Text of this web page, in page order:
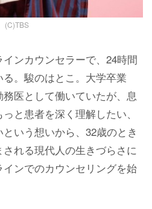
(C)TBS
ンカウンセラーで、24時間
。駿のはとこ。大学卒業
医として働いていたが、息
と患者を深く理解したい、
いう想いから、32歳のとき
れる現代人の生きづらさに
ンでのカウンセリングを始